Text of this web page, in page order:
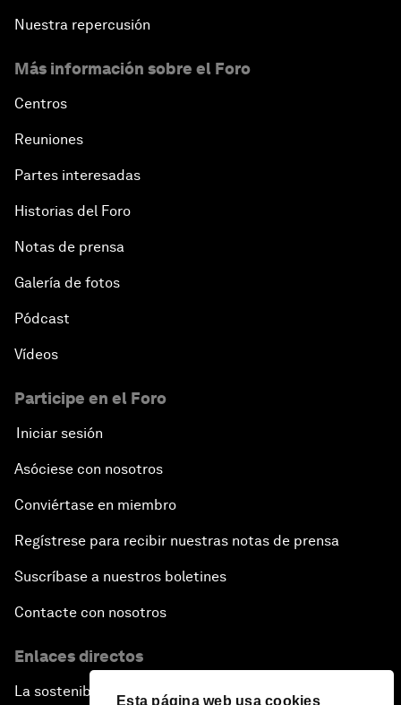
Esta página web usa cookies
Nuestra repercusión
Más información sobre el Foro
Centros
Reuniones
Partes interesadas
Historias del Foro
Notas de prensa
Galería de fotos
Pódcast
Vídeos
Participe en el Foro
Iniciar sesión
Asóciese con nosotros
Conviértase en miembro
Regístrese para recibir nuestras notas de prensa
Suscríbase a nuestros boletines
Contacte con nosotros
Enlaces directos
La sostenibilidad en el Foro